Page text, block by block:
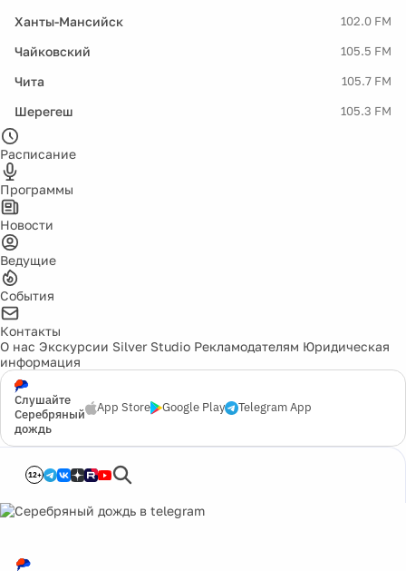
Ханты-Мансийск 102.0 FM
Чайковский 105.5 FM
Чита 105.7 FM
Шерегеш 105.3 FM
Расписание
Программы
Новости
Ведущие
События
Контакты
О нас Экскурсии Silver Studio Рекламодателям Юридическая
информация
Слушайте
Серебряный
дождь
App Store Google Play Telegram App
12+